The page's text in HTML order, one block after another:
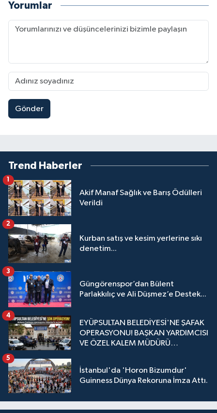
Yorumlar
Gönder
Trend Haberler
Akif Manaf Sağlık ve Barış Ödülleri
Verildi
1
Kurban satış ve kesim yerlerine sıkı
denetim...
2
Güngörenspor’dan Bülent
Parlakkılıç ve Ali Düşmez’e Destek...
3
EYÜPSULTAN BELEDİYESİ'NE ŞAFAK
OPERASYONU! BAŞKAN YARDIMCISI
VE ÖZEL KALEM MÜDÜRÜ
4
İstanbul'da 'Horon Bizumdur'
Guinness Dünya Rekoruna İmza Attı.
5